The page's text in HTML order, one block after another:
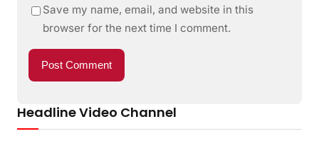
Save my name, email, and website in this
browser for the next time I comment.
Headline Video Channel